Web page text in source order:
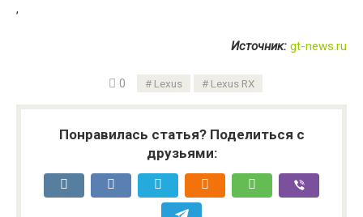
,
Источник: gt-news.ru
0 Lexus Lexus RX
Понравилась статья? Поделиться с
друзьями: